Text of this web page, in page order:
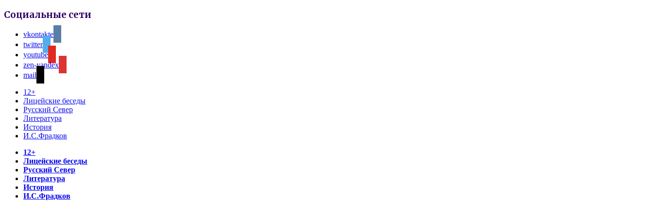
Социальные сети
vkontakte
twitter
youtube
zen-yandex
mail
12+
Лицейские беседы
Русский Север
Литература
История
И.С.Фрадков
12+
Лицейские беседы
Русский Север
Литература
История
И.С.Фрадков